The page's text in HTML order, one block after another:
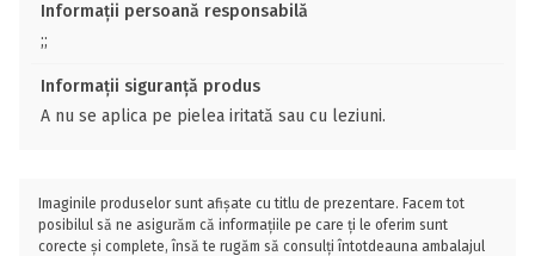
Informații persoană responsabilă
;;
Informații siguranță produs
A nu se aplica pe pielea iritată sau cu leziuni.
Imaginile produselor sunt afișate cu titlu de prezentare. Facem tot
posibilul să ne asigurăm că informațiile pe care ți le oferim sunt
corecte și complete, însă te rugăm să consulți întotdeauna ambalajul